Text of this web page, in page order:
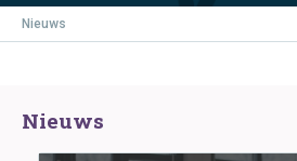
Nieuws
Nieuws